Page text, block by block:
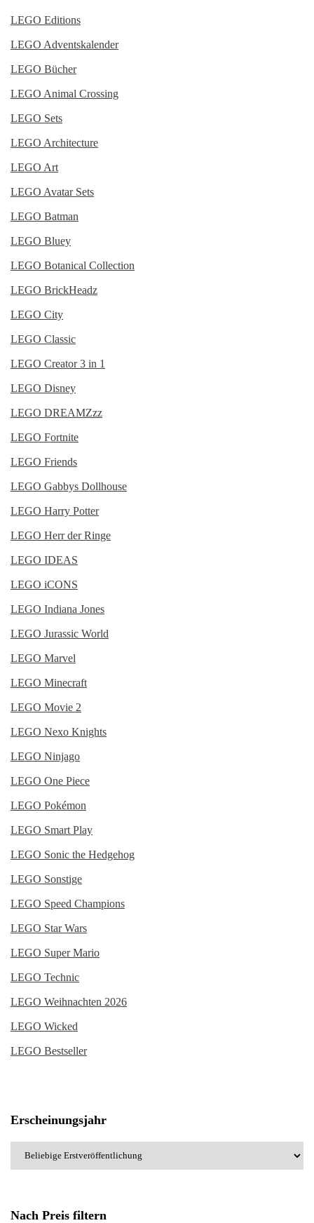
LEGO Editions
LEGO Adventskalender
LEGO Bücher
LEGO Animal Crossing
LEGO Sets
LEGO Architecture
LEGO Art
LEGO Avatar Sets
LEGO Batman
LEGO Bluey
LEGO Botanical Collection
LEGO BrickHeadz
LEGO City
LEGO Classic
LEGO Creator 3 in 1
LEGO Disney
LEGO DREAMZzz
LEGO Fortnite
LEGO Friends
LEGO Gabbys Dollhouse
LEGO Harry Potter
LEGO Herr der Ringe
LEGO IDEAS
LEGO iCONS
LEGO Indiana Jones
LEGO Jurassic World
LEGO Marvel
LEGO Minecraft
LEGO Movie 2
LEGO Nexo Knights
LEGO Ninjago
LEGO One Piece
LEGO Pokémon
LEGO Smart Play
LEGO Sonic the Hedgehog
LEGO Sonstige
LEGO Speed Champions
LEGO Star Wars
LEGO Super Mario
LEGO Technic
LEGO Weihnachten 2026
LEGO Wicked
LEGO Bestseller
Erscheinungsjahr
Nach Preis filtern